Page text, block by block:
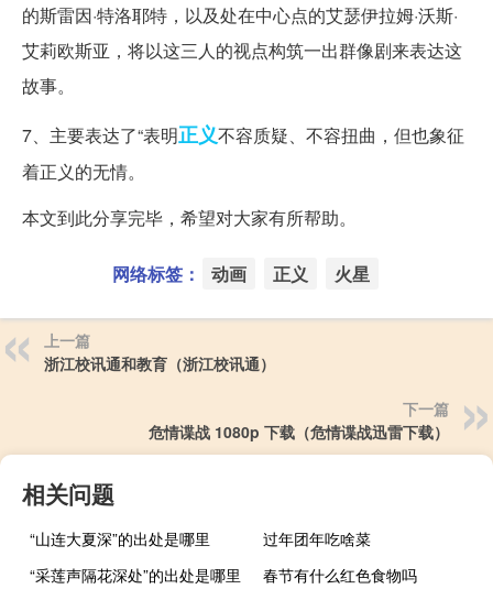
的斯雷因·特洛耶特，以及处在中心点的艾瑟伊拉姆·沃斯·
艾莉欧斯亚，将以这三人的视点构筑一出群像剧来表达这
故事。
7、主要表达了“表明正义不容质疑、不容扭曲，但也象征
着正义的无情。
本文到此分享完毕，希望对大家有所帮助。
网络标签： 动画 正义 火星
上一篇
浙江校讯通和教育（浙江校讯通）
下一篇
危情谍战 1080p 下载（危情谍战迅雷下载）
相关问题
“山连大夏深”的出处是哪里
过年团年吃啥菜
“采莲声隔花深处”的出处是哪里
春节有什么红色食物吗